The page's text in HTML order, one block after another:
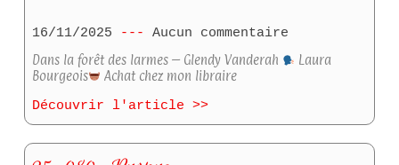
16/11/2025
Aucun commentaire
Dans la forêt des larmes – Glendy Vanderah
Laura
Bourgeois
Achat chez mon libraire
Découvrir l'article >>